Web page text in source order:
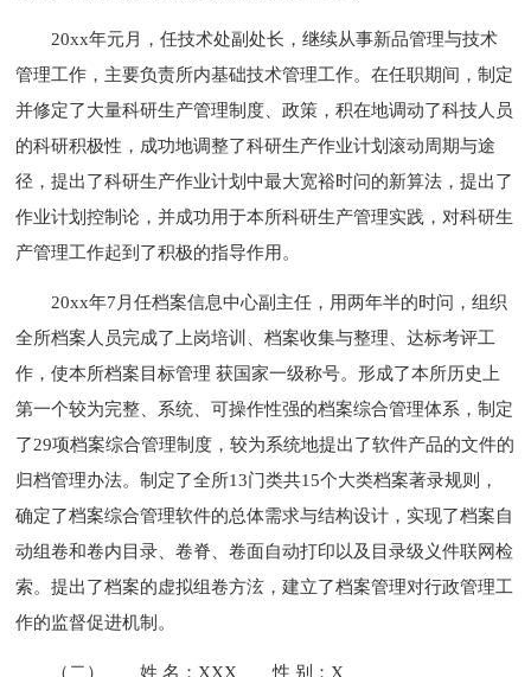
20xx年元月，任技术处副处长，继续从事新品管理与技术
管理工作，主要负责所内基础技术管理工作。在任职期间，制定
并修定了大量科研生产管理制度、政策，积在地调动了科技人员
的科研积极性，成功地调整了科研生产作业计划滚动周期与途
径，提出了科研生产作业计划中最大宽裕时问的新算法，提出了
作业计划控制论，并成功用于本所科研生产管理实践，对科研生
产管理工作起到了积极的指导作用。
20xx年7月任档案信息中心副主任，用两年半的时问，组织
全所档案人员完成了上岗培训、档案收集与整理、达标考评工
作，使本所档案目标管理 获国家一级称号。形成了本所历史上
第一个较为完整、系统、可操作性强的档案综合管理体系，制定
了29项档案综合管理制度，较为系统地提出了软件产品的文件的
归档管理办法。制定了全所13门类共15个大类档案著录规则，
确定了档案综合管理软件的总体需求与结构设计，实现了档案自
动组卷和卷内目录、卷脊、卷面自动打印以及目录级义件联网检
索。提出了档案的虚拟组卷方泫，建立了档案管理对行政管理工
作的监督促进机制。
（二） 姓 名：XXX 性 别：X